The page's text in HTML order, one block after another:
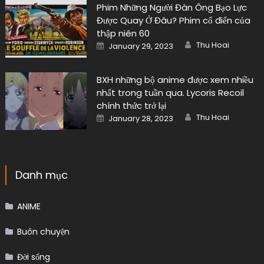
Phim Những Người Đàn Ông Bạo Lực
Được Quay Ở Đâu? Phim cổ điển của
thập niên 60
Posted
on
January 29, 2023 Author
Thu Hoai
BXH những bộ anime được xem nhiều
nhất trong tuần qua. Lycoris Recoil
chính thức trở lại
Posted
on
January 28, 2023 Author
Thu Hoai
Danh mục
ANIME
Buôn chuyện
Đời sống